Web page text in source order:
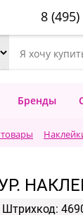
8
Бренды
Штрихкод: